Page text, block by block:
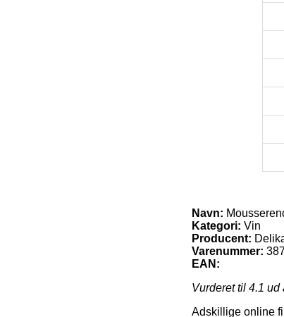
Navn:
Kategori: Vin
Producent:
Varenummer:
EAN:
Vurderet til 4.1 ud
Adskillige online